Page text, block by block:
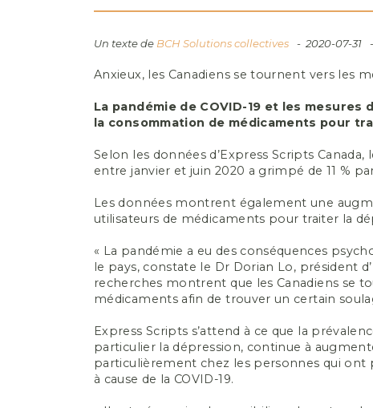
Un texte de BCH Solutions collectives 2020-07-31
Anxieux, les Canadiens se tournent vers les
La pandémie de COVID-19 et les
la consommation de médicaments pour
Selon les données d’Express Scripts
entre janvier et juin 2020 a grimpé de 11 %
Les données montrent également une
utilisateurs de médicaments pour traiter la
« La pandémie a eu des conséquences
le pays, constate le Dr Dorian Lo, président
recherches montrent que les Canadiens se
médicaments afin de trouver un certain
Express Scripts s’attend à ce que la
particulier la dépression, continue à
particulièrement chez les personnes qui
à cause de la COVID-19.